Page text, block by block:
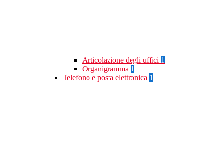
Articolazione degli uffici 1
Organigramma 1
Telefono e posta elettronica 1